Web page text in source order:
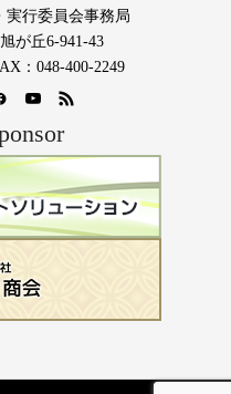
実行委員会事務局
が丘6-941-43
：048-400-2249